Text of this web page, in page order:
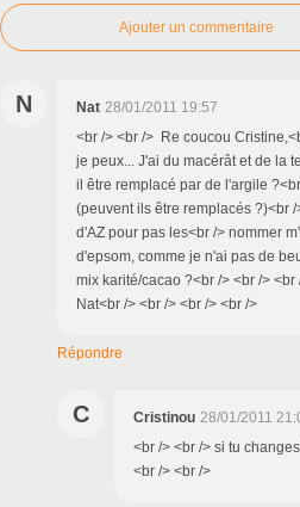
Ajouter un commentaire
N Nat 28/01/2011 19:57
<br /> <br /> Re coucou
je peux... J'ai du macérât et de la
il être remplacé par de l'argile
(peuvent ils être remplacés ?)<br
d'AZ pour pas les<br /> nommer
d'epsom, comme je n'ai pas de
mix karité/cacao ?<br /> <br />
Nat<br /> <br /> <br /> <br />
Répondre
C Cristinou 28/01/2011
<br /> <br /> si tu
<br /> <br />